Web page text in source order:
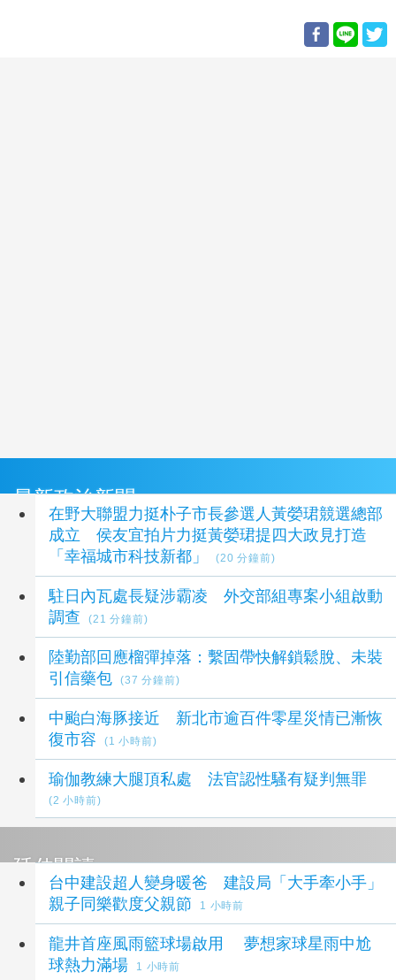
最新政治新聞
在野大聯盟力挺朴子市長參選人黃嫈珺競選總部
成立 侯友宜拍片力挺黃嫈珺提四大政見打造
「幸福城市科技新都」
(20 分鐘前)
駐日內瓦處長疑涉霸凌 外交部組專案小組啟動
調查
(21 分鐘前)
陸勤部回應榴彈掉落：繫固帶快解鎖鬆脫、未裝
引信藥包
(37 分鐘前)
中颱白海豚接近 新北市逾百件零星災情已漸恢
復市容
(1 小時前)
瑜伽教練大腿頂私處 法官認性騷有疑判無罪
(2 小時前)
延伸閱讀
台中建設超人變身暖爸 建設局「大手牽小手」
親子同樂歡度父親節
1 小時前
龍井首座風雨籃球場啟用 夢想家球星雨中尬
球熱力滿場
1 小時前